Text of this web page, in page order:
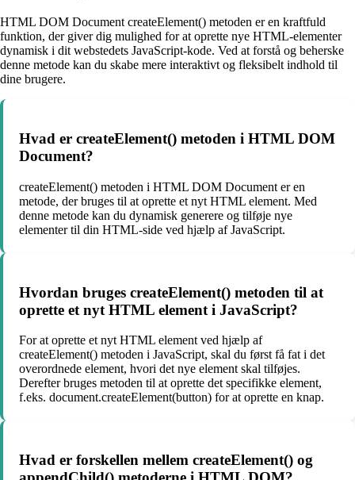
HTML DOM Document createElement() metoden er en kraftfuld
funktion, der giver dig mulighed for at oprette nye HTML-elementer
dynamisk i dit webstedets JavaScript-kode. Ved at forstå og beherske
denne metode kan du skabe mere interaktivt og fleksibelt indhold til
dine brugere.
Hvad er createElement() metoden i HTML DOM
Document?
createElement() metoden i HTML DOM Document er en
metode, der bruges til at oprette et nyt HTML element. Med
denne metode kan du dynamisk generere og tilføje nye
elementer til din HTML-side ved hjælp af JavaScript.
Hvordan bruges createElement() metoden til at
oprette et nyt HTML element i JavaScript?
For at oprette et nyt HTML element ved hjælp af
createElement() metoden i JavaScript, skal du først få fat i det
overordnede element, hvori det nye element skal tilføjes.
Derefter bruges metoden til at oprette det specifikke element,
f.eks. document.createElement(button) for at oprette en knap.
Hvad er forskellen mellem createElement() og